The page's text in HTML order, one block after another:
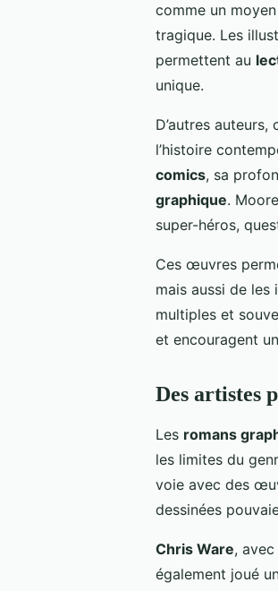
comme un
tragique. Les
permettent au
unique.
D’autres auteurs,
l’histoire
comics, sa
graphique.
super-héros,
Ces œuvres
mais aussi de
multiples et
et encouragent
Des artistes
Les romans
les limites du
voie avec des
dessinées
Chris Ware,
également joué